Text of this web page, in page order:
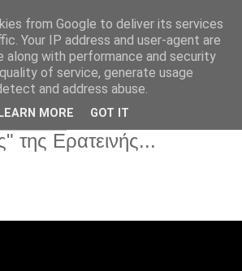
Ερατεινής...
from Google to deliver its services
Your IP address and user-agent are
along with performance and security
of service, generate usage
and address abuse.
LEARN MORE GOT IT